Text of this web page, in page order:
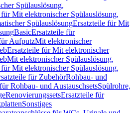
Spülauslösung,
Mit elektronischer Spülauslösung,
SpülauslösungErsatzteile für Mit
BasicErsatzteile für
AufputzMit elektronischer
Ersatzteile für Mit elektronischer
Mit elektronischer Spülauslösung,
Mit elektronischer Spülauslösung,
für ZubehörRohbau- und
Rohbau- und AustauschsetsSpülrohre,
RenovierungssetsErsatzteile für
Sonstiges